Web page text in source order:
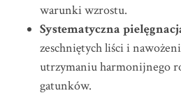
warunki wzrostu.
Systematyczna
zeschniętych liści i
utrzymaniu harmonijnego
gatunków.